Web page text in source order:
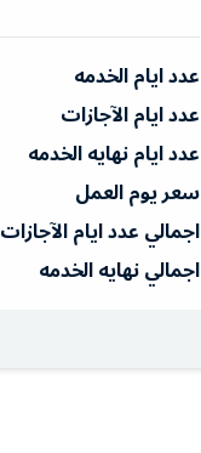
عدد ايام الخدمه
عدد ايام الآجازات
عدد ايام نهايه الخدمه
سعر يوم العمل
اجمالي عدد ايام الآجازات
اجمالي نهايه الخدمه